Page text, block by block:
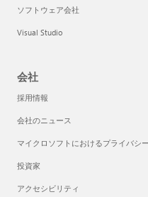
ソフトウェア会社
Visual Studio
会社
採用情報
会社のニュース
マイクロソフトにおけるプライバシー
投資家
アクセシビリティ